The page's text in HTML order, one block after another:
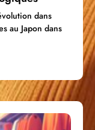
dans
au Japon dans